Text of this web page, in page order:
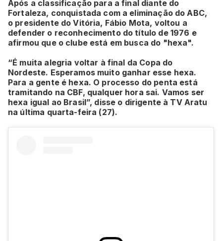
Após a classificação para a final diante do
Fortaleza, conquistada com a eliminação do ABC,
o presidente do Vitória, Fábio Mota, voltou a
defender o reconhecimento do título de 1976 e
afirmou que o clube está em busca do "hexa".
“É muita alegria voltar à final da Copa do
Nordeste. Esperamos muito ganhar esse hexa.
Para a gente é hexa. O processo do penta está
tramitando na CBF, qualquer hora sai. Vamos ser
hexa igual ao Brasil”, disse o dirigente à TV Aratu
na última quarta-feira (27).